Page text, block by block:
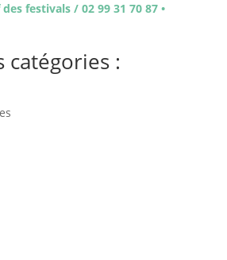
festivals / 02 99 31 70 87 •
catégories :